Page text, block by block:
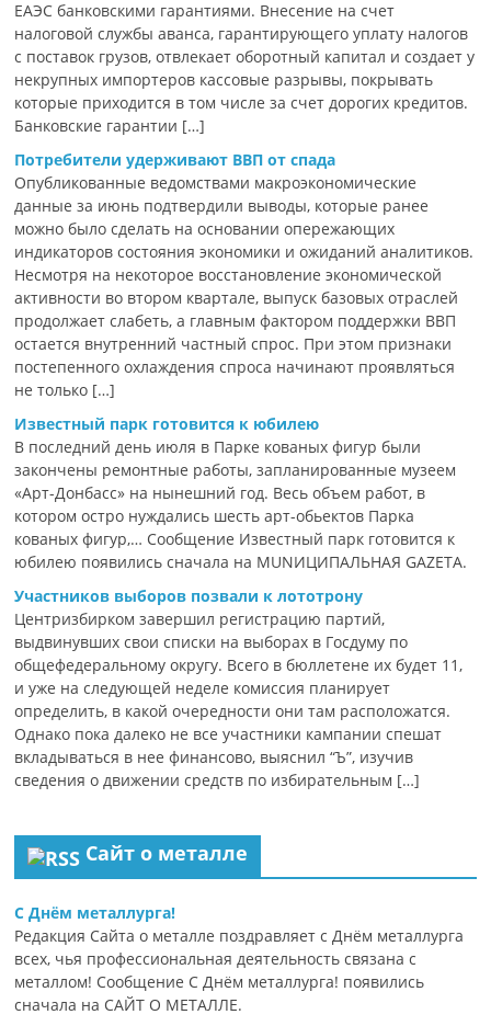
ЕАЭС банковскими гарантиями. Внесение на счет
налоговой службы аванса, гарантирующего уплату налогов
с поставок грузов, отвлекает оборотный капитал и создает у
некрупных импортеров кассовые разрывы, покрывать
которые приходится в том числе за счет дорогих кредитов.
Банковские гарантии […]
Потребители удерживают ВВП от спада
Опубликованные ведомствами макроэкономические
данные за июнь подтвердили выводы, которые ранее
можно было сделать на основании опережающих
индикаторов состояния экономики и ожиданий аналитиков.
Несмотря на некоторое восстановление экономической
активности во втором квартале, выпуск базовых отраслей
продолжает слабеть, а главным фактором поддержки ВВП
остается внутренний частный спрос. При этом признаки
постепенного охлаждения спроса начинают проявляться
не только […]
Известный парк готовится к юбилею
В последний день июля в Парке кованых фигур были
закончены ремонтные работы, запланированные музеем
«Арт-Донбасс» на нынешний год. Весь объем работ, в
котором остро нуждались шесть арт-обьектов Парка
кованых фигур,… Сообщение Известный парк готовится к
юбилею появились сначала на MUNИЦИПАЛЬНАЯ GAZЕТА.
Участников выборов позвали к лототрону
Центризбирком завершил регистрацию партий,
выдвинувших свои списки на выборах в Госдуму по
общефедеральному округу. Всего в бюллетене их будет 11,
и уже на следующей неделе комиссия планирует
определить, в какой очередности они там расположатся.
Однако пока далеко не все участники кампании спешат
вкладываться в нее финансово, выяснил “Ъ”, изучив
сведения о движении средств по избирательным […]
Сайт о металле
С Днём металлурга!
Редакция Сайта о металле поздравляет с Днём металлурга
всех, чья профессиональная деятельность связана с
металлом! Сообщение С Днём металлурга! появились
сначала на САЙТ О МЕТАЛЛЕ.